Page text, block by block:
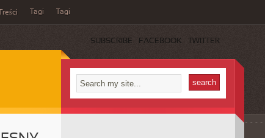
Tagi Tagi
SUBSCRIBE FACEBOOK TWITTER